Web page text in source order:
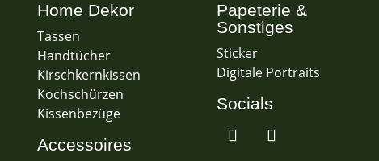
Home Dekor
Tassen
Handtücher
Kirschkernkissen
Kochschürzen
Kissenbezüge
Accessoires
Papeterie &
Sonstiges
Sticker
Digitale Portraits
Socials